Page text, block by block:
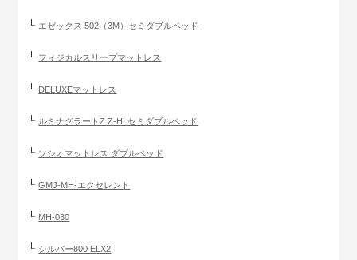
エゼックス 502（3M）セミダブルベッド
フィジカルスリープマットレス
DELUXEマットレス
ルミナグラートZ Z-HI セミダブルベッド
ソシオマットレス ダブルベッド
GMJ-MH-エクセレント
MH-030
シルバー800 ELX2